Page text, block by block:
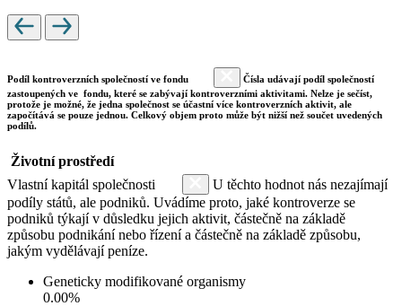
Podíl kontroverzních společností ve fondu
Čísla udávají podíl společností
zastoupených ve fondu, které se zabývají kontroverzními aktivitami. Nelze je sečíst,
protože je možné, že jedna společnost se účastní více kontroverzních aktivit, ale
započítává se pouze jednou. Celkový objem proto může být nižší než součet uvedených
podílů.
Životní prostředí
Vlastní kapitál společnosti
U těchto hodnot nás nezajímají
podíly států, ale podniků. Uvádíme proto, jaké kontroverze se
podniků týkají v důsledku jejich aktivit, částečně na základě
způsobu podnikání nebo řízení a částečně na základě způsobu,
jakým vydělávají peníze.
Geneticky modifikované organismy
0.00%